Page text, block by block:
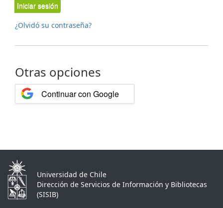
Iniciar sesión
¿Olvidó su contraseña?
Otras opciones
Continuar con Google
Universidad de Chile
Dirección de Servicios de Información y Bibliotecas
(SISIB)